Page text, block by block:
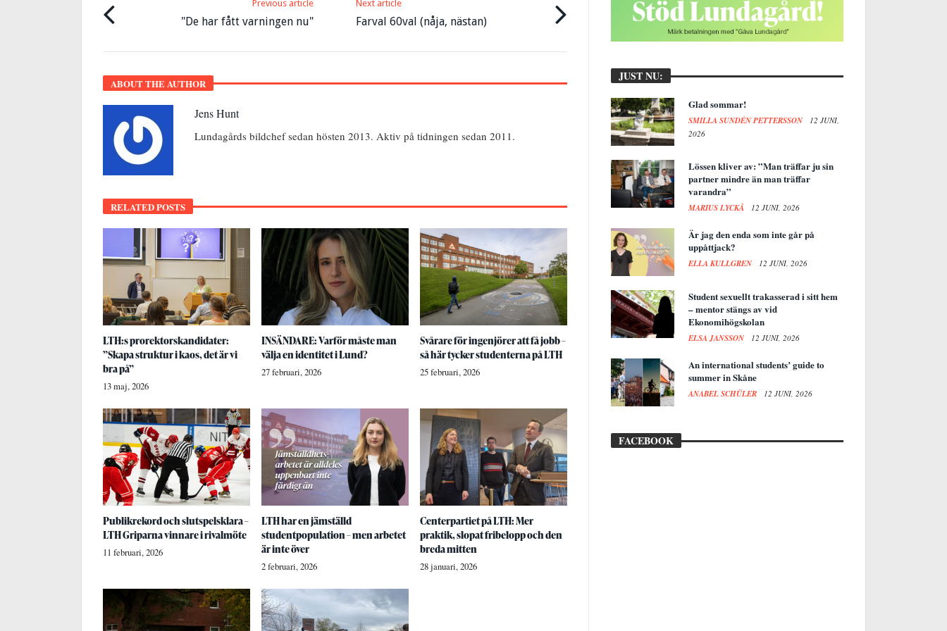
Previous article
"De har fått varningen nu"
Next article
Farval 60val (nåja, nästan)
ABOUT THE AUTHOR
Jens Hunt
Lundagårds bildchef sedan hösten 2013. Aktiv på tidningen sedan 2011.
RELATED POSTS
LTH:s prorektorskandidater:
”Skapa struktur i kaos, det är vi
bra på”
13 maj, 2026
INSÄNDARE: Varför måste man
välja en identitet i Lund?
27 februari, 2026
Svårare för ingenjörer att få jobb –
så här tycker studenterna på LTH
25 februari, 2026
Publikrekord och slutspelsklara –
LTH Griparna vinnare i rivalmöte
11 februari, 2026
LTH har en jämställd
studentpopulation – men arbetet
är inte över
2 februari, 2026
Centerpartiet på LTH: Mer
praktik, slopat fribelopp och den
breda mitten
28 januari, 2026
JUST NU:
Glad sommar!
SMILLA SUNDÉN PETTERSSON
12 JUNI,
2026
Lössen kliver av: ”Man träffar ju sin
partner mindre än man träffar
varandra”
MARIUS LYCKÅ 12 JUNI, 2026
Är jag den enda som inte går på
uppåttjack?
ELLA KULLGREN 12 JUNI, 2026
Student sexuellt trakasserad i sitt hem
– mentor stängs av vid
Ekonomihögskolan
ELSA JANSSON 12 JUNI, 2026
An international students’ guide to
summer in Skåne
ANABEL SCHÜLER 12 JUNI, 2026
FACEBOOK